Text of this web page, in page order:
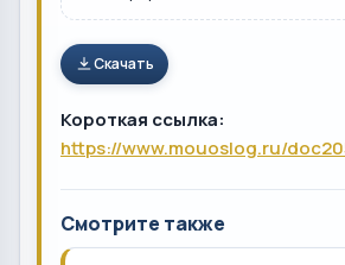
Скачать
Короткая ссылка:
https://www.mouoslog.ru/
Смотрите также